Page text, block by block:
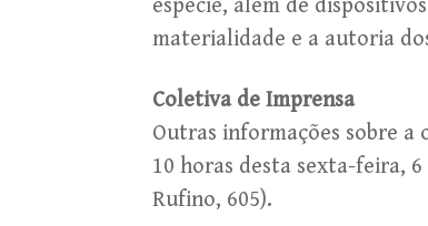
espécie, além de
materialidade e a autoria
Coletiva de Imprensa
Outras informações sobre a
10 horas desta sexta-feira,
Rufino, 605).